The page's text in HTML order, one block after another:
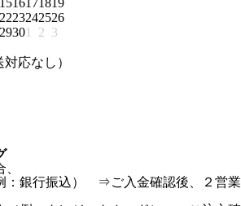
1516171819
2223242526
29301 2 3
応なし）
：銀行振込） ⇒ご入金確認後、２営業